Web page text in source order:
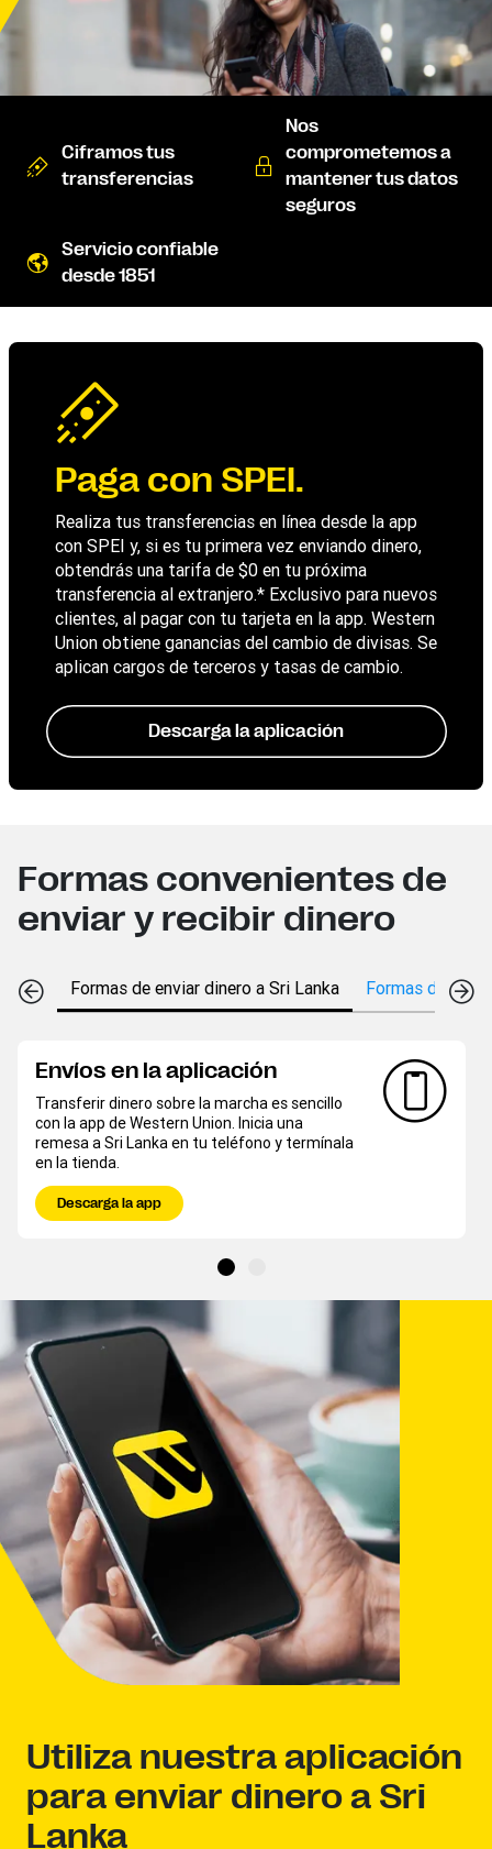
Ciframos tus
transferencias
Nos
comprometemos a
mantener tus datos
seguros
Servicio confiable
desde 1851
Paga con SPEI.
Realiza tus transferencias en línea desde la app
con SPEI y, si es tu primera vez enviando dinero,
obtendrás una tarifa de $0 en tu próxima
transferencia al extranjero.* Exclusivo para nuevos
clientes, al pagar con tu tarjeta en la app. Western
Union obtiene ganancias del cambio de divisas. Se
aplican cargos de terceros y tasas de cambio.
Descarga la aplicación
Formas convenientes de
enviar y recibir dinero
Formas de enviar dinero a Sri Lanka Formas de
Envíos en la aplicación
Transferir dinero sobre la marcha es sencillo
con la app de Western Union. Inicia una
remesa a Sri Lanka en tu teléfono y termínala
en la tienda.
Descarga la app​
Utiliza nuestra aplicación
para enviar dinero a Sri
Lanka